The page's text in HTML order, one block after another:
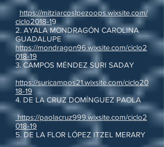
https://mitziarcoslpezoops.wixsite.com/
ciclo2018-19
2. AYALA MONDRAGÓN CAROLINA
GUADALUPE
https://mondragon96.wixsite.com/ciclo2
018-19
3. CAMPOS MÉNDEZ SURI SADAY
https://suricampos21.wixsite.com/ciclo20
18-19
4. DE LA CRUZ DOMÍNGUEZ PAOLA
https://paolacruz999.wixsite.com/ciclo2
018-19
5. DE LA FLOR LÓPEZ ITZEL MERARY